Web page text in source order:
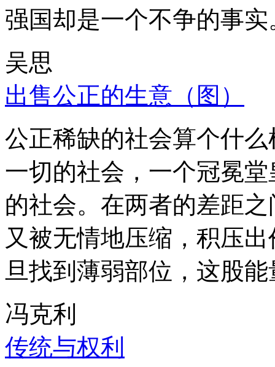
强国却是一个不争的事实
吴思
出售公正的生意（图）
公正稀缺的社会算个什
一切的社会，一个冠冕
的社会。在两者的差距
又被无情地压缩，积压
旦找到薄弱部位，这股
冯克利
传统与权利